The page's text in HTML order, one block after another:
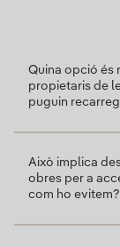
Quina opció és
propietaris de
puguin
Això implica
obres per a
com ho evitem?